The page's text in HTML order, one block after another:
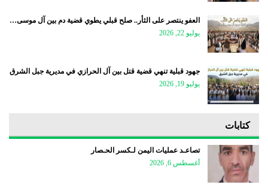
العفو ينتصر على الثأر.. صلح قبلي يطوي قضية دم بين آل موسى…
يوليو 22, 2026
جهود قبلية تنهي قضية قتل بين آل الحرازي في مديرية جبل الشرق
يوليو 19, 2026
كتابات
تصاعـد عمليات اليمن لـكسر الحـصار
أغسطس 6, 2026